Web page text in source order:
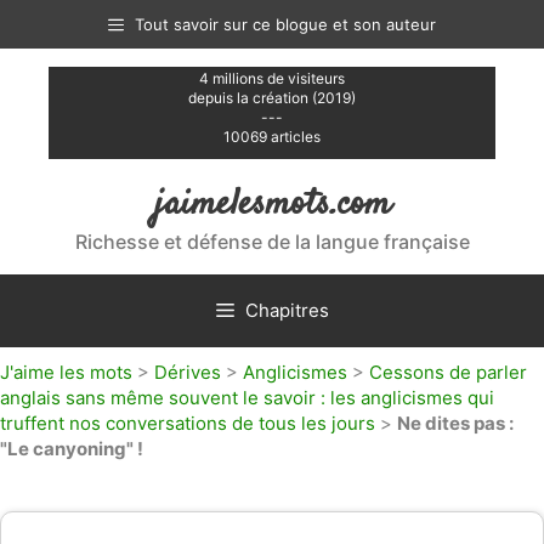
contenu
Tout savoir sur ce blogue et son auteur
4 millions de visiteurs
depuis la création (2019)
---
10069 articles
jaimelesmots.com
Richesse et défense de la langue française
Chapitres
J'aime les mots > Dérives > Anglicismes > Cessons de parler
anglais sans même souvent le savoir : les anglicismes qui
truffent nos conversations de tous les jours > Ne dites pas :
"Le canyoning" !